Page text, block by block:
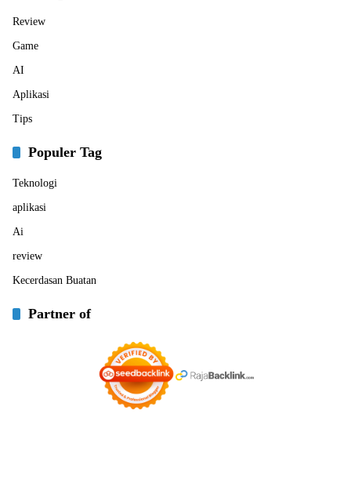
Review
Game
AI
Aplikasi
Tips
Populer Tag
Teknologi
aplikasi
Ai
review
Kecerdasan Buatan
Partner of